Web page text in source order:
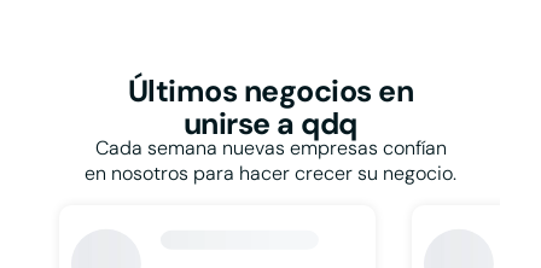
Peluquerías
Persianas
Pintores
Pizzerías
Tiendas de ropa
Tintorerías y lavanderías
Toldos
Veterinarios
Últimos negocios en
unirse a qdq
Cada semana nuevas empresas confían
en nosotros para hacer crecer su negocio.